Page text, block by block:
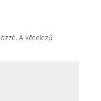
A kötelező